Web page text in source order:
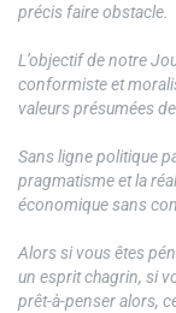
précis faire obstacle.
L’objectif de notre
conformiste et
valeurs présumées
Sans ligne politique
pragmatisme et la
économique sans
Alors si vous êtes
un esprit chagrin, si
prêt-à-penser alors,